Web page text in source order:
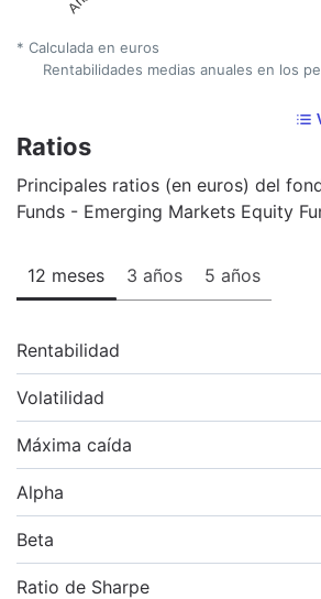
* Calculada en euros
Rentabilidades medias anuales en los
Ratios
Principales ratios (en euros) del
Funds - Emerging Markets Equity
12 meses 3 años 5 años
Rentabilidad
Volatilidad
Máxima caída
Alpha
Beta
Ratio de Sharpe